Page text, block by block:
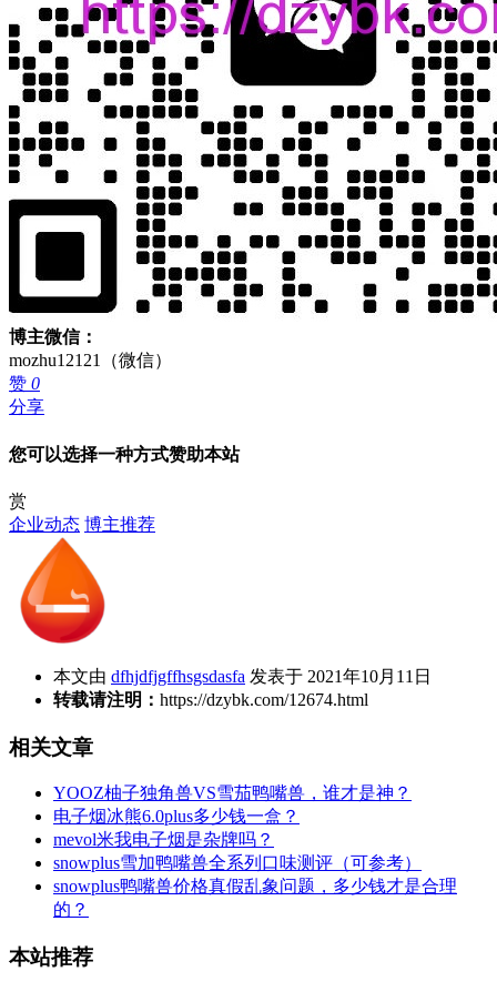
博主微信：
mozhu12121（微信）
赞 0
分享
您可以选择一种方式赞助本站
赏
企业动态 博主推荐
本文由 dfhjdfjgffhsgsdasfa 发表于 2021年10月11日
转载请注明： https://dzybk.com/12674.html
相关文章
YOOZ柚子独角兽VS雪茄鸭嘴兽，谁才是神？
电子烟冰熊6.0plus多少钱一盒？
mevol米我电子烟是杂牌吗？
snowplus雪加鸭嘴兽全系列口味测评（可参考）
snowplus鸭嘴兽价格真假乱象问题，多少钱才是合理
的？
本站推荐